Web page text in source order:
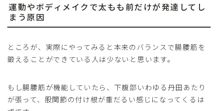
運動やボディメイクで太もも前だけが発達してし
まう原因
ところが、実際にやってみると本来のバランスで腸腰筋を
鍛えることができている人は少ないと思います。
もし腸腰筋が機能していたら、下腹部いわゆる丹田あたり
が張って、股関節の付け根が重だるい感じになってくるは